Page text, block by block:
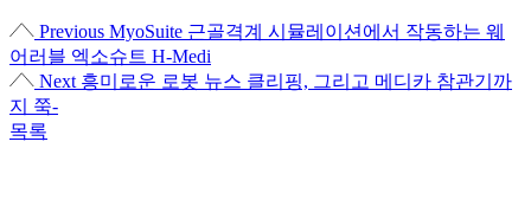
Previous MyoSuite 근골격계 시뮬레이션에서 작동하는 웨
어러블 엑소슈트 H-Medi
Next 흥미로운 로봇 뉴스 클리핑, 그리고 메디카 참관기까
지 쭉-
목록